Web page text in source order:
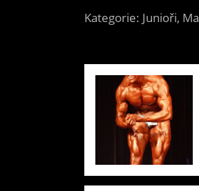
Kategorie: Junioři,